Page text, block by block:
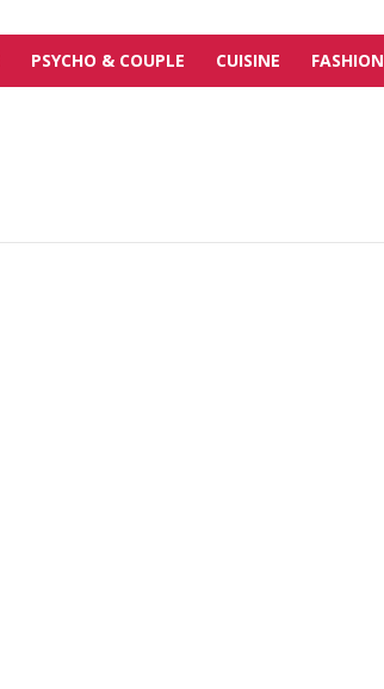
PSYCHO & COUPLE CUISINE FASHION